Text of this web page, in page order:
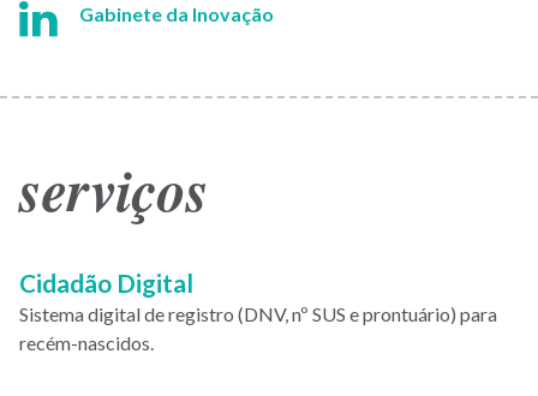
Linkedin:
Gabinete da Inovação
serviços
Cidadão Digital
Sistema digital de registro (DNV, nº SUS e prontuário) para
recém-nascidos.